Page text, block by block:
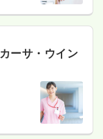
ーサ・ウイン